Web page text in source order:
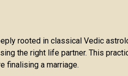
in classical Vedic
the right life partner. This
finalising a marriage.